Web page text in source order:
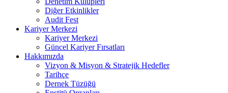
Diğer Etkinlikler
Audit Fest
Kariyer Merkezi
Kariyer Merkezi
Güncel Kariyer Fırsatları
Hakkımızda
Vizyon & Misyon & Stratejik Hedefler
Tarihçe
Dernek Tüzüğü